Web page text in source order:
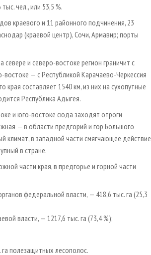
чел., или 53,5 %.
краевого и 11 районного подчинения, 23
(краевой центр), Сочи, Армавир; порты
и северо-востоке регион граничит с
— с Республикой Карачаево-Черкессия
составляет 1540 км, из них на сухопутные
Республика Адыгея.
и юго-востоке сюда заходят отроги
— в области предгорий и гор Большого
климат, в западной части смягчающее действие
в стране.
части края, в предгорье и горной части
федеральной власти, — 418,6 тыс. га (25,3
власти, — 1217,6 тыс. га (73,4 %);
полезащитных лесополос.